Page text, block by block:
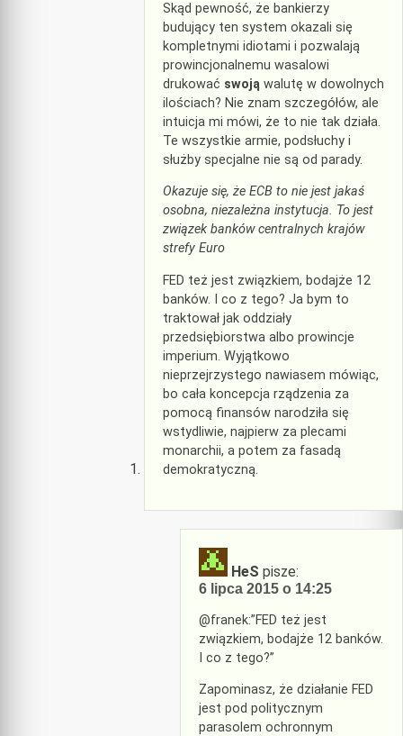
Skąd pewność, że bankierzy
budujący ten system okazali się
kompletnymi idiotami i pozwalają
prowincjonalnemu wasalowi
drukować swoją walutę w dowolnych
ilościach? Nie znam szczegółów, ale
intuicja mi mówi, że to nie tak działa.
Te wszystkie armie, podsłuchy i
służby specjalne nie są od parady.
Okazuje się, że ECB to nie jest jakaś
osobna, niezależna instytucja. To jest
związek banków centralnych krajów
strefy Euro
FED też jest związkiem, bodajże 12
banków. I co z tego? Ja bym to
traktował jak oddziały
przedsiębiorstwa albo prowincje
imperium. Wyjątkowo
nieprzejrzystego nawiasem mówiąc,
bo cała koncepcja rządzenia za
pomocą finansów narodziła się
wstydliwie, najpierw za plecami
monarchii, a potem za fasadą
demokratyczną.
HeS pisze:
6 lipca 2015 o 14:25
@franek:”FED też jest
związkiem, bodajże 12 banków.
I co z tego?”
Zapominasz, że działanie FED
jest pod politycznym
parasolem ochronnym